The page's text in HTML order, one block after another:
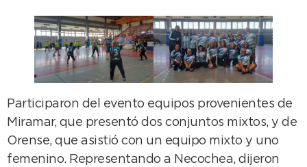
Participaron del evento equipos provenientes de
Miramar, que presentó dos conjuntos mixtos, y de
Orense, que asistió con un equipo mixto y uno
femenino. Representando a Necochea, dijeron